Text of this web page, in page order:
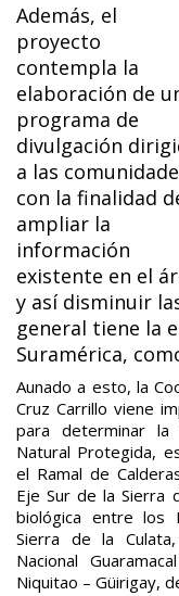
Además, el
proyecto
contempla la
elaboración de
programa de
divulgación
a las
con la finalidad
ampliar la
información
existente en el
y así disminuir
general tiene la
Suramérica,
Aunado a esto, la
Cruz Carrillo viene
para determinar
Natural Protegida,
el Ramal de
Eje Sur de la Sierra
biológica entre los
Sierra de la
Nacional
Niquitao – Güirigay,